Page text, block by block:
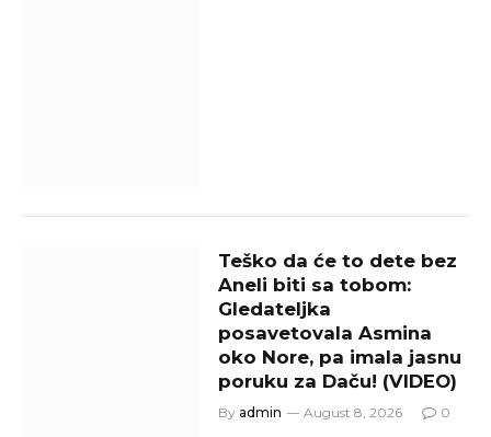
Teško da će to dete bez
Aneli biti sa tobom:
Gledateljka
posavetovala Asmina
oko Nore, pa imala jasnu
poruku za Daču! (VIDEO)
By admin August 8, 2026 0